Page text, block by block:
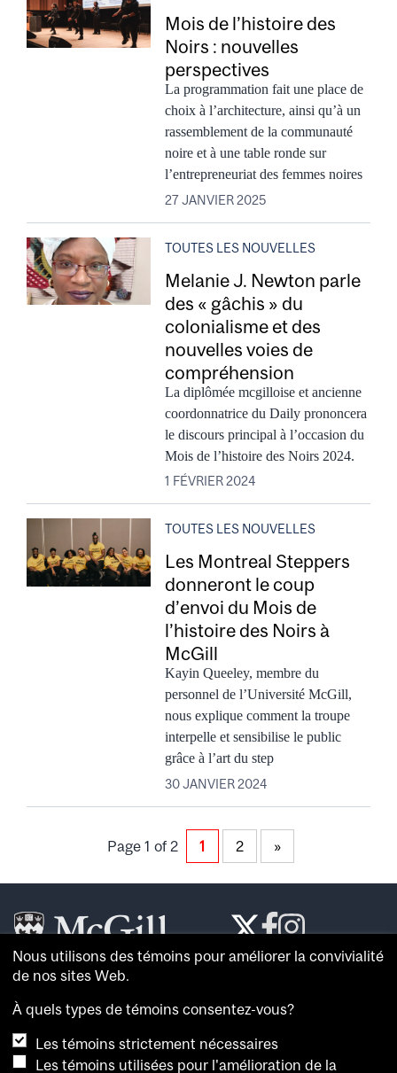
Mois de l’histoire des
Noirs : nouvelles
perspectives
La programmation fait une place de
choix à l’architecture, ainsi qu’à un
rassemblement de la communauté
noire et à une table ronde sur
l’entrepreneuriat des femmes noires
27 JANVIER 2025
TOUTES LES NOUVELLES
Melanie J. Newton parle
des « gâchis » du
colonialisme et des
nouvelles voies de
compréhension
La diplômée mcgilloise et ancienne
coordonnatrice du Daily prononcera
le discours principal à l’occasion du
Mois de l’histoire des Noirs 2024.
1 FÉVRIER 2024
TOUTES LES NOUVELLES
Les Montreal Steppers
donneront le coup
d’envoi du Mois de
l’histoire des Noirs à
McGill
Kayin Queeley, membre du
personnel de l’Université McGill,
nous explique comment la troupe
interpelle et sensibilise le public
grâce à l’art du step
30 JANVIER 2024
Page 1 of 2 1 2 »
Le McGill Reporter
Avis sur les témoins
Nous utilisons des témoins pour améliorer la convivialité
de nos sites Web.
À quels types de témoins consentez-vous?
Les témoins strictement nécessaires
Les témoins utilisées pour l'amélioration de la